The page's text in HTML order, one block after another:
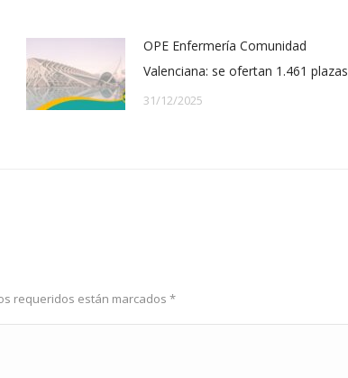
OPE Enfermería Comunidad
Valenciana: se ofertan 1.461 plazas
31/12/2025
requeridos están marcados *